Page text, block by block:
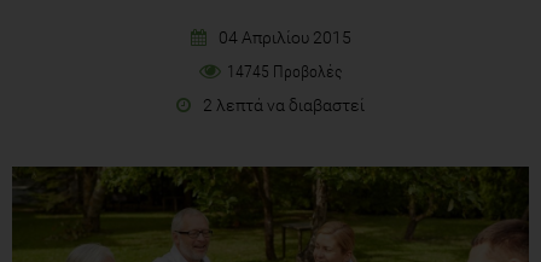
04 Απριλίου 2015
14745 Προβολές
2 λεπτά να διαβαστεί